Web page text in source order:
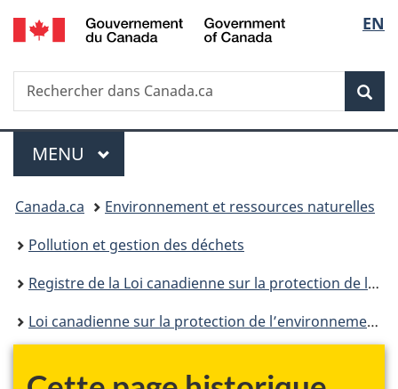
Passer
au
principal
Passer
à
Au
du
Passer
à
version
simplifiée
de
la
EN
Recherche
Rechercher
dans
Menu
MENU PRINCIPAL
Vous
êtes
ici :
Canada.ca
Environnement et ressources naturelles
Pollution et gestion des déchets
Registre de la Loi canadienne sur la protection de l’environnement
Loi canadienne sur la protection de l’environnement : historique